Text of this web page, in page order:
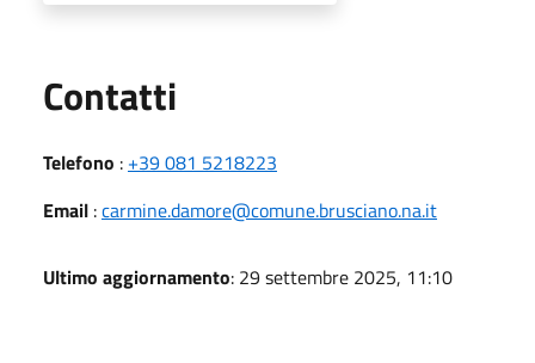
Contatti
Telefono : +39 081 5218223
Email :carmine.damore@comune.brusciano.na.it
Ultimo aggiornamento: 29 settembre 2025, 11:10